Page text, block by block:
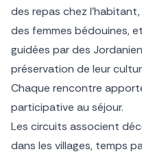
des repas chez
des femmes bédouines,
guidées par des
préservation de leur
Chaque rencontre
participative au séjour.
Les circuits associent
dans les villages, temps